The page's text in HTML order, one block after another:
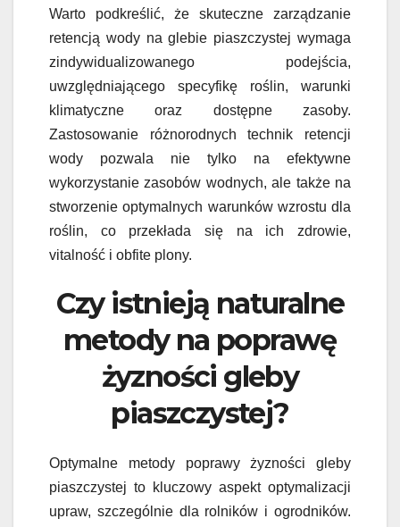
Warto podkreślić, że skuteczne zarządzanie
retencją wody na glebie piaszczystej wymaga
zindywidualizowanego podejścia,
uwzględniającego specyfikę roślin, warunki
klimatyczne oraz dostępne zasoby.
Zastosowanie różnorodnych technik retencji
wody pozwala nie tylko na efektywne
wykorzystanie zasobów wodnych, ale także na
stworzenie optymalnych warunków wzrostu dla
roślin, co przekłada się na ich zdrowie,
vitalność i obfite plony.
Czy istnieją naturalne
metody na poprawę
żyzności gleby
piaszczystej?
Optymalne metody poprawy żyzności gleby
piaszczystej to kluczowy aspekt optymalizacji
upraw, szczególnie dla rolników i ogrodników.